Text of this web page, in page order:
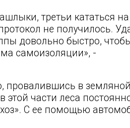
третьи кататься на
не получилось.
довольно быстро,
самоизоляции», -
провалившись в земляной
этой части леса
С ее помощью